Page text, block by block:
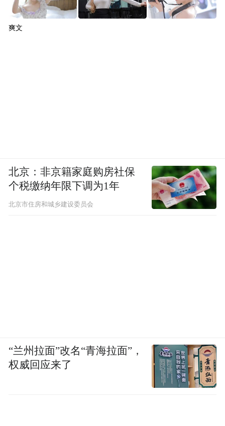
爽文
北京：非京籍家庭购房社保
个税缴纳年限下调为1年
北京市住房和城乡建设委员会
“兰州拉面”改名“青海拉面”，
权威回应来了